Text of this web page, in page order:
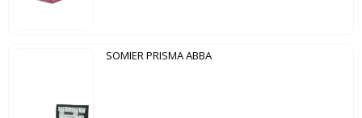
SOMIER PRISMA ABBA